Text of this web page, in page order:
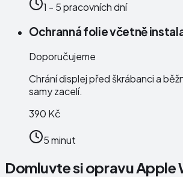
1 - 5 pracovních dní
Ochranná folie včetně
Doporučujeme
Chrání displej před škrábanci a
samy zacelí.
390 Kč
5 minut
Domluvte si opravu Apple